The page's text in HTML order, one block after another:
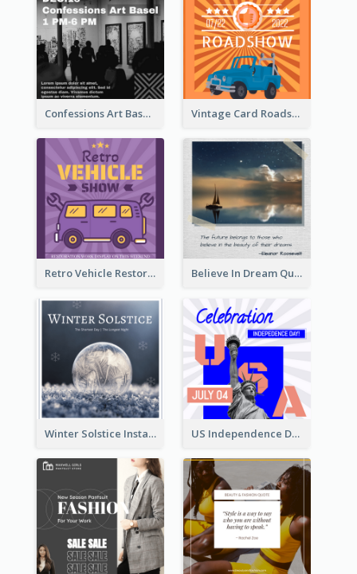
Confessions Art Basel Instagram Post Vintage Card Roadshow Instagram Post
Retro Vehicle Restoration Instagram Post Believe In Dream Quote Instagram Post
Winter Solstice Instagram Post US Independence Day Instagram Post